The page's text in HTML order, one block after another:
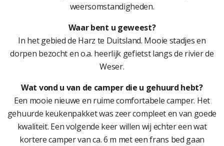
weersomstandigheden.
Waar bent u geweest?
In het gebied de Harz te Duitsland. Mooie stadjes en
dorpen bezocht en o.a. heerlijk gefietst langs de rivier de
Weser.
Wat vond u van de camper die u gehuurd hebt?
Een mooie nieuwe en ruime comfortabele camper. Het
gehuurde keukenpakket was zeer compleet en van goede
kwaliteit. Een volgende keer willen wij echter een wat
kortere camper van ca. 6 m met een frans bed gaan